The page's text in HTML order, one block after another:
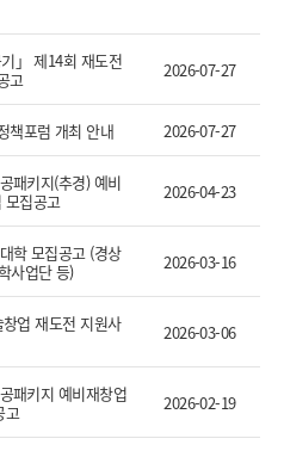
」 제14회 재도전
고
2026-07-27
책포럼 개최 안내 2026-07-27
패키지(추경) 예비
모집공고
2026-04-23
학 모집공고 (경상
사업단 등)
2026-03-16
업 재도전 지원사
2026-03-06
패키지 예비재창업
고
2026-02-19